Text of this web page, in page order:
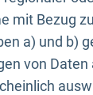
mit Bezug
a) und b)
von